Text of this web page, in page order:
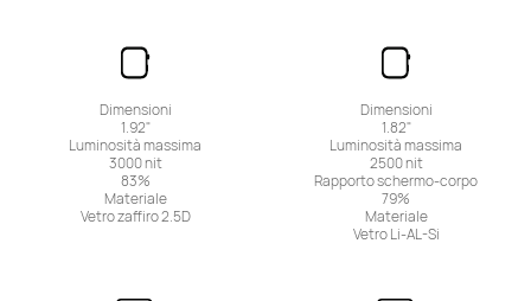
Dimensioni
1.92"
Luminosità massima
3000 nit
83%
Materiale
Vetro zaffiro 2.5D
Dimensioni
1.82"
Luminosità massima
2500 nit
Rapporto schermo-corpo
79%
Materiale
Vetro Li-AL-Si